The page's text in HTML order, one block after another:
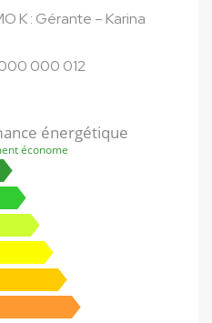
K : Gérante – Karina
000 012
énergétique
économe